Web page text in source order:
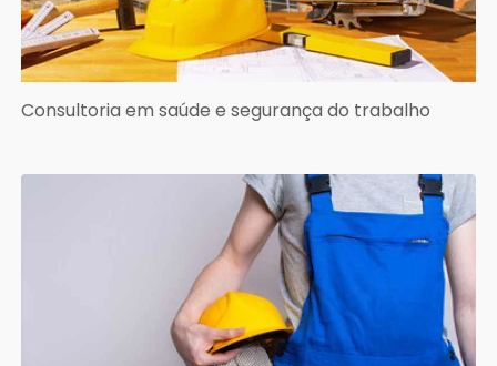
Consultoria em saúde e segurança do trabalho